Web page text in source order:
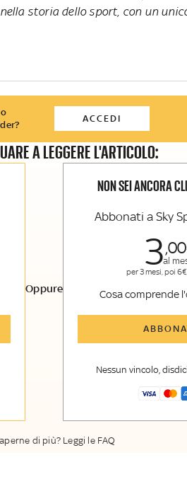
storia dello sport, con un
ACCEDI
A LEGGERE L'ARTICOLO:
Oppure
NON SEI ANCORA
Abbonati a Sky
300
al
per 3 mesi, poi
Cosa comprende
Sport
La newsletter
Nessun vincolo,
di più? Leggi le FAQ